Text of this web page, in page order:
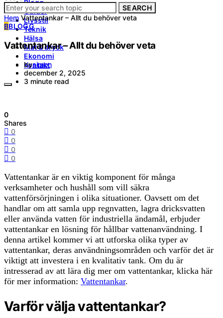
Blogg
Guider
Livsstil
Teknik
Hälsa
Mat & dryck
Ekonomi
Kontakt
SEARCH
Hem Vattentankar – Allt du behöver veta
BBLOGG
Vattentankar – Allt du behöver veta
bysimon
december 2, 2025
3 minute read
0
Shares
0
0
0
0
Vattentankar är en viktig komponent för många
verksamheter och hushåll som vill säkra
vattenförsörjningen i olika situationer. Oavsett om det
handlar om att samla upp regnvatten, lagra dricksvatten
eller använda vatten för industriella ändamål, erbjuder
vattentankar en lösning för hållbar vattenanvändning. I
denna artikel kommer vi att utforska olika typer av
vattentankar, deras användningsområden och varför det är
viktigt att investera i en kvalitativ tank. Om du är
intresserad av att lära dig mer om vattentankar, klicka här
för mer information: Vattentankar.
Varför välja vattentankar?